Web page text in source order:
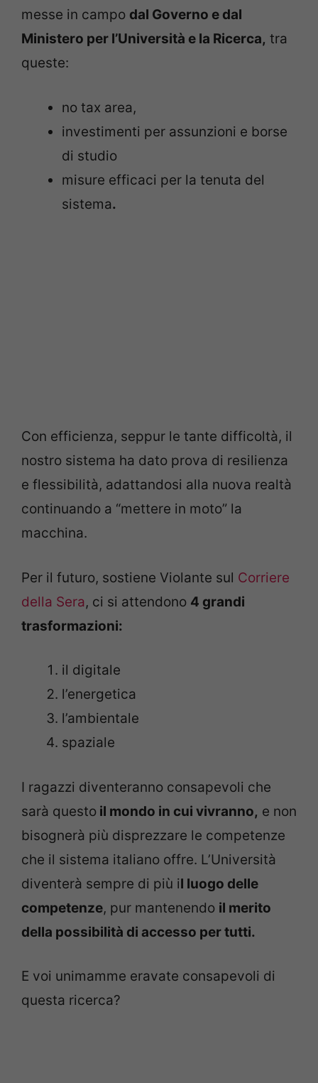
messe in campo dal Governo e dal
Ministero per l’Università e la Ricerca, tra
queste:
no tax area,
investimenti per assunzioni e borse
di studio
misure efficaci per la tenuta del
sistema.
Con efficienza, seppur le tante difficoltà, il
nostro sistema ha dato prova di resilienza
e flessibilità, adattandosi alla nuova realtà
continuando a “mettere in moto” la
macchina.
Per il futuro, sostiene Violante sul Corriere
della Sera, ci si attendono 4 grandi
trasformazioni:
il digitale
l’energetica
l’ambientale
spaziale
I ragazzi diventeranno consapevoli che
sarà questo il mondo in cui vivranno, e non
bisognerà più disprezzare le competenze
che il sistema italiano offre. L’Università
diventerà sempre di più il luogo delle
competenze, pur mantenendo il merito
della possibilità di accesso per tutti.
E voi unimamme eravate consapevoli di
questa ricerca?